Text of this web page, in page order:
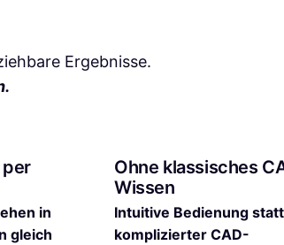
Ergebnisse.
in
gleich
Ohne klassisches
Wissen
Intuitive Bedienung statt
komplizierter CAD-